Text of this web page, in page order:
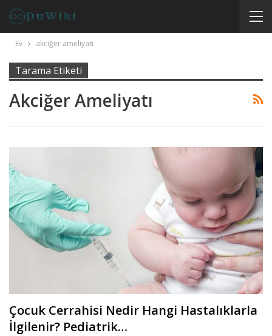
Ev akciğer ameliyatı
Tarama Etiketi
Akciğer Ameliyatı
Çocuk Cerrahisi Nedir Hangi Hastalıklarla
İlgilenir? Pediatrik…